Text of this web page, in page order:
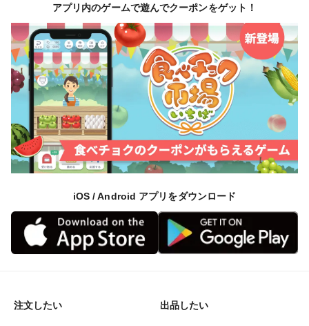
アプリ内のゲームで遊んでクーポンをゲット！
iOS / Android アプリをダウンロード
注文したい 出品したい